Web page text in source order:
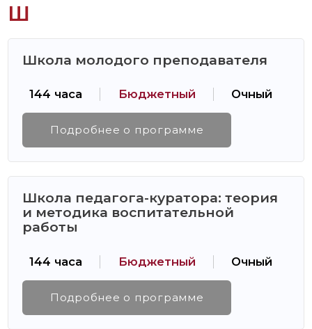
Ш
Школа молодого преподавателя
144 часа Бюджетный Очный
Подробнее о программе
Школа педагога-куратора: теория
и методика воспитательной
работы
144 часа Бюджетный Очный
Подробнее о программе